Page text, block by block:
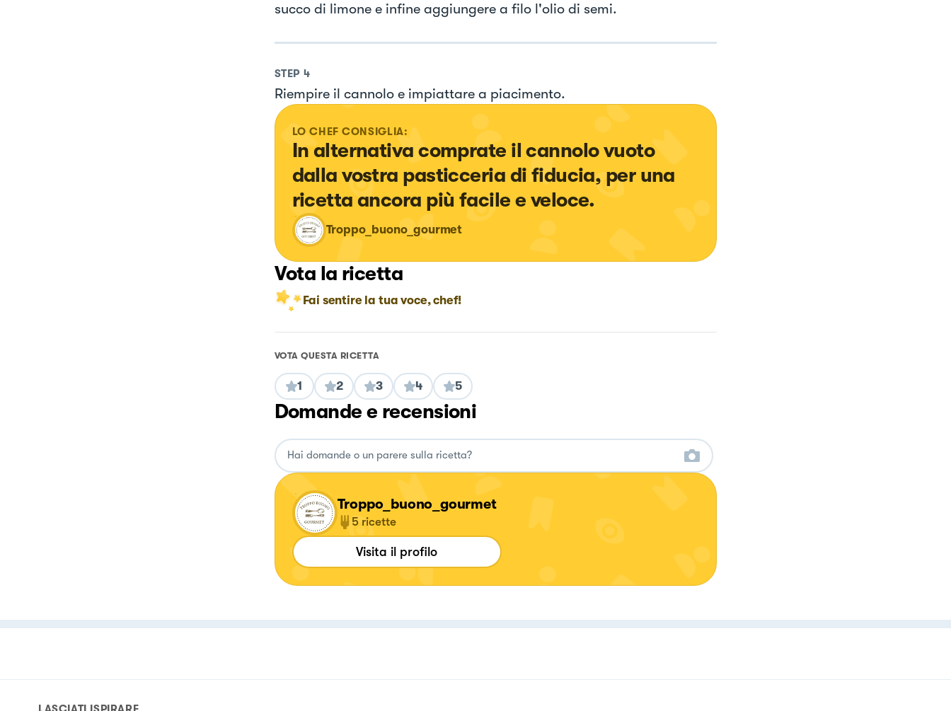
succo di limone e infine aggiungere a filo l'olio di semi.
STEP 4
Riempire il cannolo e impiattare a piacimento.
LO CHEF CONSIGLIA:
In alternativa comprate il cannolo vuoto
dalla vostra pasticceria di fiducia, per una
ricetta ancora più facile e veloce.
Troppo_buono_gourmet
Vota la ricetta
Fai sentire la tua voce, chef!
VOTA QUESTA RICETTA
1 2 3 4 5
Domande e recensioni
Troppo_buono_gourmet
5 ricette
Visita il profilo